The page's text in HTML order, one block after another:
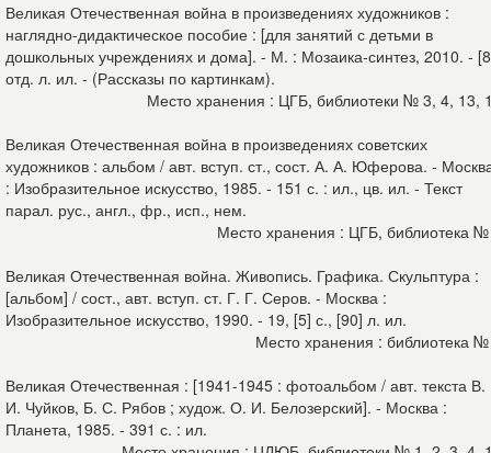
Великая Отечественная война в произведениях художников :
наглядно-дидактическое пособие : [для занятий с детьми в
дошкольных учреждениях и дома]. - М. : Мозаика-синтез, 2010. -
отд. л. ил. - (Рассказы по картинкам).
Место хранения : ЦГБ, библиотеки № 3, 4, 13,
Великая Отечественная война в произведениях советских
художников : альбом / авт. вступ. ст., сост. А. А. Юферова. -
: Изобразительное искусство, 1985. - 151 с. : ил., цв. ил. - Текст
парал. рус., англ., фр., исп., нем.
Место хранения : ЦГБ, библиотека
Великая Отечественная война. Живопись. Графика. Скульптура :
[альбом] / сост., авт. вступ. ст. Г. Г. Серов. - Москва :
Изобразительное искусство, 1990. - 19, [5] с., [90] л. ил.
Место хранения : библиотека
Великая Отечественная : [1941-1945 : фотоальбом / авт. текста В.
И. Чуйков, Б. С. Рябов ; худож. О. И. Белозерский]. - Москва :
Планета, 1985. - 391 с. : ил.